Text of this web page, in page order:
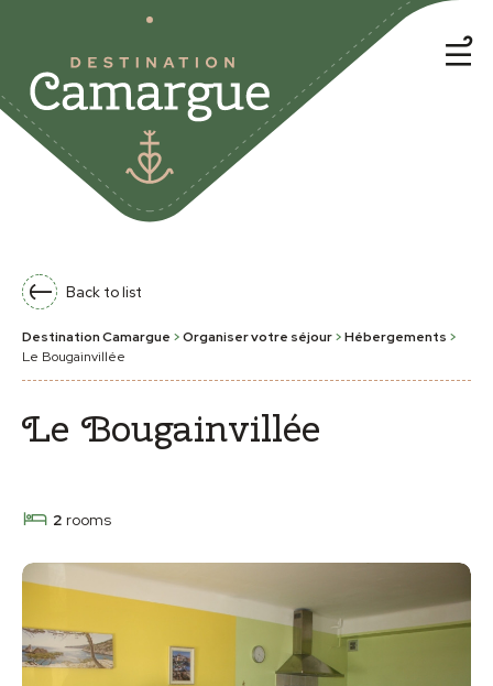
Back to list
Destination Camargue >Organiser votre séjour>Hébergements >
Le Bougainvillée
Le Bougainvillée
2 rooms